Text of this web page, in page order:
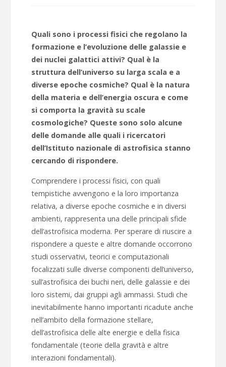
Quali sono i processi fisici che regolano la
formazione e l’evoluzione delle galassie e
dei nuclei galattici attivi? Qual è la
struttura dell’universo su larga scala e a
diverse epoche cosmiche? Qual è la natura
della materia e dell’energia oscura e come
si comporta la gravità su scale
cosmologiche? Queste sono solo alcune
delle domande alle quali i ricercatori
dell’Istituto nazionale di astrofisica stanno
cercando di rispondere.
Comprendere i processi fisici, con quali
tempistiche avvengono e la loro importanza
relativa, a diverse epoche cosmiche e in diversi
ambienti, rappresenta una delle principali sfide
dell’astrofisica moderna. Per sperare di riuscire a
rispondere a queste e altre domande occorrono
studi osservativi, teorici e computazionali
focalizzati sulle diverse componenti dell’universo,
sull’astrofisica dei buchi neri, delle galassie e dei
loro sistemi, dai gruppi agli ammassi. Studi che
inevitabilmente hanno importanti ricadute anche
nell’ambito della formazione stellare,
dell’astrofisica delle alte energie e della fisica
fondamentale (teorie della gravità e altre
interazioni fondamentali).